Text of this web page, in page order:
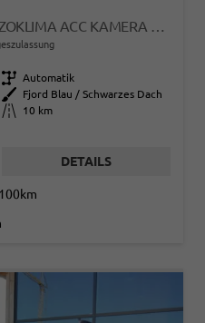
STYLE 1,0 TSI MO26 DSG 2ZOKLIMA ACC KAMERA SITZHEIZUNG EINPARKHILFE APPLE CAR PLAY 5J GARANTIE
Getriebe Automatik
Außenfarbe
Fjord Blau / Schwarzes Dach
Kilometerstand
10 km
DETAILS